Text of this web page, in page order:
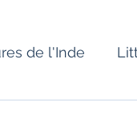
de l'Inde